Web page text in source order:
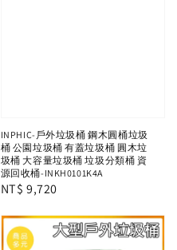
INPHIC-戶外垃圾桶 鋼木圓桶垃圾
桶 公園垃圾桶 有蓋垃圾桶 圓木垃
圾桶 大容量垃圾桶 垃圾分類桶 資
源回收桶-INKH0101K4A
Regular
NT$ 9,720